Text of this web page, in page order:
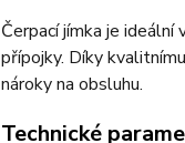
Čerpací jímka je
přípojky. Díky
nároky na obsluhu.
Technické